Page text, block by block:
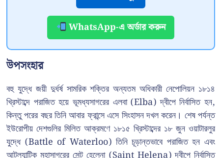
WhatsApp-এ অর্ডার করুন
উপসংহার
বহু যুদ্ধে জয়ী দুর্ধর্ষ সামরিক শক্তির অন্যতম অধিকারী নেপোলিয়ন ১৮১৪
খ্রিস্টাব্দে পরাজিত হয়ে ভূমধ্যসাগরের এলবা (Elba) দ্বীপে নির্বাসিত হন,
কিন্তু পরের বছর তিনি আবার ফ্রান্সে এসে সিংহাসন দখল করেন। শেষ পর্যন্ত
ইউরোপীয় দেশগুলির মিলিত আক্রমণে ১৮১৫ খ্রিস্টাব্দের ১৮ জুন ওয়াটারলুর
যুদ্ধে (Battle of Waterloo) তিনি চূড়ান্তভাবে পরাজিত হন এবং